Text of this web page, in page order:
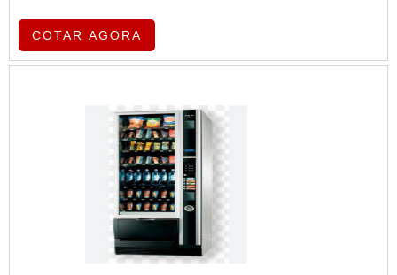
oferecem eficiência e qualidade no
preparo de café, atendendo a diferentes
COTAR AGORA